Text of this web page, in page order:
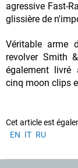
agressive Fast-
glissière de
Véritable arme
revolver Smith
également livré
cinq moon clips
Cet article est
EN IT RU